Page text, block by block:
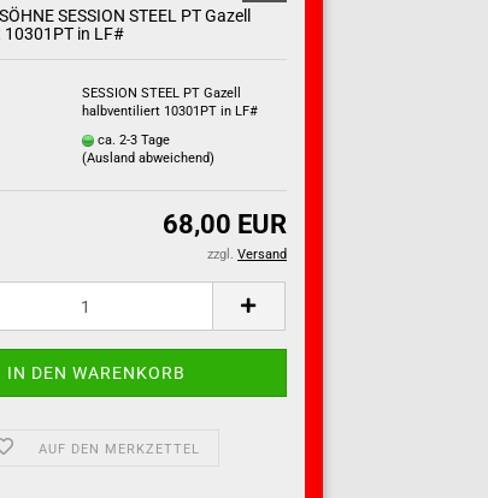
SESSION STEEL PT Gazell
10301PT in LF#
SESSION STEEL PT Gazell
halbventiliert 10301PT in LF#
ca. 2-3 Tage
(Ausland abweichend)
68,00 EUR
zzgl. Versand
AUF DEN MERKZETTEL